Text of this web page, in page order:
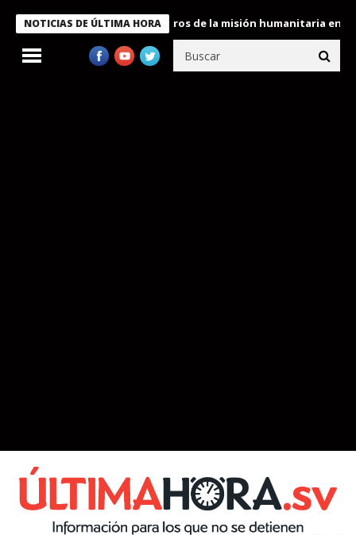
NOTICIAS DE ÚLTIMA HORA
Bukele condecora a miembros de la misión humanitaria enviada